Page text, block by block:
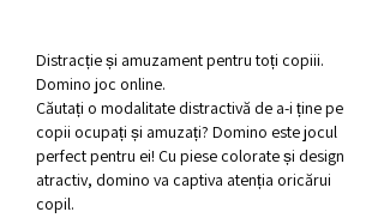
Distracție și amuzament pentru toți copiii.
Domino joc online.
Căutați o modalitate distractivă de a-i ține pe
copii ocupați și amuzați? Domino este jocul
perfect pentru ei! Cu piese colorate și design
atractiv, domino va captiva atenția oricărui
copil.